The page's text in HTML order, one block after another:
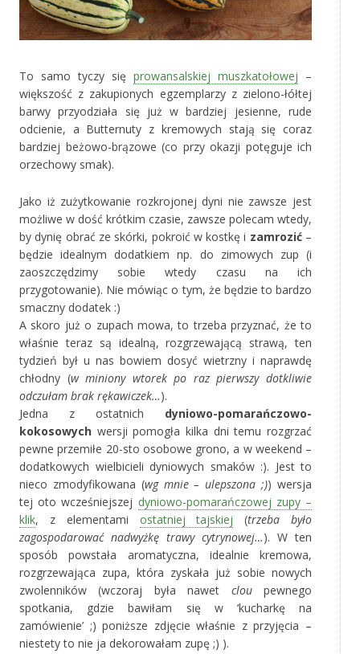
To samo tyczy się prowansalskiej muszkatołowej –
większość z zakupionych egzemplarzy z zielono-łółtej
barwy przyodziała się już w bardziej jesienne, rude
odcienie, a Butternuty z kremowych stają się coraz
bardziej beżowo-brązowe (co przy okazji potęguje ich
orzechowy smak).
Jako iż zużytkowanie rozkrojonej dyni nie zawsze jest
możliwe w dość krótkim czasie, zawsze polecam wtedy,
by dynię obrać ze skórki, pokroić w kostkę i zamrozić–
będzie idealnym dodatkiem np. do zimowych zup (i
zaoszczędzimy sobie wtedy czasu na ich
przygotowanie). Nie mówiąc o tym, że będzie to bardzo
smaczny dodatek :)
A skoro już o zupach mowa, to trzeba przyznać, że to
właśnie teraz są idealną, rozgrzewającą strawą, ten
tydzień był u nas bowiem dosyć wietrzny i naprawdę
chłodny (w miniony wtorek po raz pierwszy dotkliwie
odczułam brak rękawiczek…).
Jedna z ostatnich dyniowo-pomarańczowo-
kokosowych wersji pomogła kilka dni temu rozgrzać
pewne przemiłe 20-sto osobowe grono, a w weekend –
dodatkowych wielbicieli dyniowych smaków :). Jest to
nieco zmodyfikowana (wg mnie – ulepszona ;)) wersja
tej oto wcześniejszej dyniowo-pomarańczowej zupy –
klik, z elementami ostatniej tajskiej (trzeba było
zagospodarować nadwyżkę trawy cytrynowej…). W ten
sposób powstała aromatyczna, idealnie kremowa,
rozgrzewająca zupa, która zyskała już sobie nowych
zwolenników (wczoraj była nawet cloupewnego
spotkania, gdzie bawiłam się w ‘kucharkę na
zamówienie’ ;) poniższe zdjęcie właśnie z przyjęcia –
niestety to nie ja dekorowałam zupę ;) ).